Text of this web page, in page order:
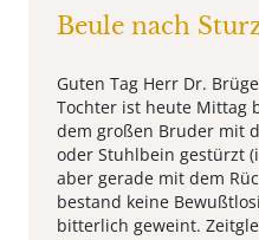
Beule nach
Guten Tag Herr Dr.
Tochter ist heute Mittag
dem großen Bruder mit
oder Stuhlbein gestürzt
aber gerade mit dem
bestand keine
bitterlich geweint.